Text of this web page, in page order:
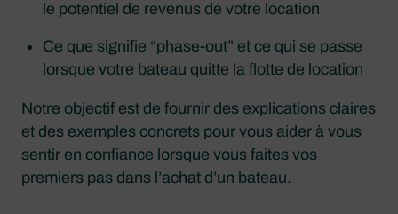
le potentiel de revenus de votre location
Ce que signifie “phase-out” et ce qui se passe
lorsque votre bateau quitte la flotte de location
Notre objectif est de fournir des explications claires
et des exemples concrets pour vous aider à vous
sentir en confiance lorsque vous faites vos
premiers pas dans l’achat d’un bateau.